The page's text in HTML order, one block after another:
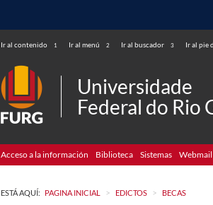
Ir al contenido 1 Ir al menú 2 Ir al buscador 3 Ir al pie
Universidade
Federal do Rio
Acceso a la información Biblioteca Sistemas Webmail
ESTÁ AQUÍ: PAGINA INICIAL > EDICTOS > BECAS